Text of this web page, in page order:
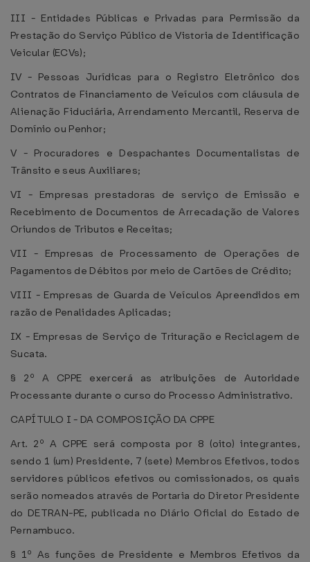
III - Entidades Públicas e Privadas para Permissão da
Prestação do Serviço Público de Vistoria de Identificação
Veicular (ECVs);
IV - Pessoas Jurídicas para o Registro Eletrônico dos
Contratos de Financiamento de Veículos com cláusula de
Alienação Fiduciária, Arrendamento Mercantil, Reserva de
Domínio ou Penhor;
V - Procuradores e Despachantes Documentalistas de
Trânsito e seus Auxiliares;
VI - Empresas prestadoras de serviço de Emissão e
Recebimento de Documentos de Arrecadação de Valores
Oriundos de Tributos e Receitas;
VII - Empresas de Processamento de Operações de
Pagamentos de Débitos por meio de Cartões de Crédito;
VIII - Empresas de Guarda de Veículos Apreendidos em
razão de Penalidades Aplicadas;
IX - Empresas de Serviço de Trituração e Reciclagem de
Sucata.
§ 2º A CPPE exercerá as atribuições de Autoridade
Processante durante o curso do Processo Administrativo.
CAPÍTULO I - DA COMPOSIÇÃO DA CPPE
Art. 2º A CPPE será composta por 8 (oito) integrantes,
sendo 1 (um) Presidente, 7 (sete) Membros Efetivos, todos
servidores públicos efetivos ou comissionados, os quais
serão nomeados através de Portaria do Diretor Presidente
do DETRAN-PE, publicada no Diário Oficial do Estado de
Pernambuco.
§ 1º As funções de Presidente e Membros Efetivos da